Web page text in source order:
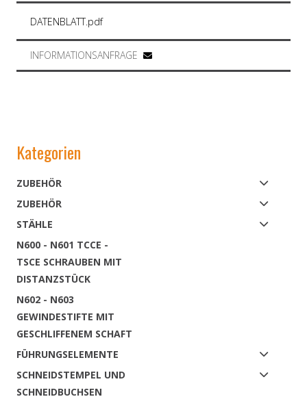
Kategorien
ZUBEHÖR
ZUBEHÖR
STÄHLE
N600 - N601 TCCE -
TSCE SCHRAUBEN MIT
DISTANZSTÜCK
N602 - N603
GEWINDESTIFTE MIT
GESCHLIFFENEM SCHAFT
FÜHRUNGSELEMENTE
SCHNEIDSTEMPEL UND
SCHNEIDBUCHSEN
DATENBLATT.pdf
INFORMATIONSANFRAGE